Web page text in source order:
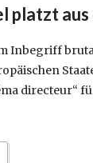
platzt
Inbegriff
directeur“